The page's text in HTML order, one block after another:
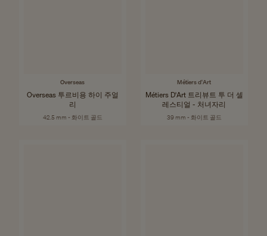
Overseas
Overseas 투르비용 하이 주얼
리
42.5 mm - 화이트 골드
Métiers d'Art
Métiers D'Art 트리뷰트 투 더 셀
레스티얼 - 처녀자리
39 mm - 화이트 골드